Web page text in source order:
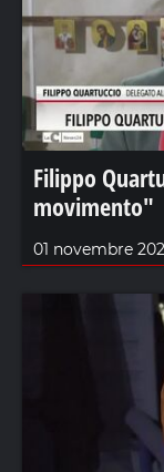
Filippo
movimento"
01 novembre